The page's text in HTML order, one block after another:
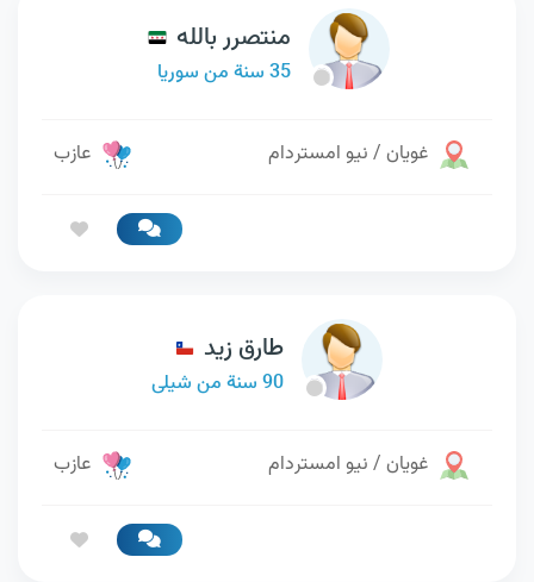
منتصرر بالله
35 سنة من سوريا
غويان / نيو امستردام عازب
طارق زيد
90 سنة من شيلى
غويان / نيو امستردام عازب